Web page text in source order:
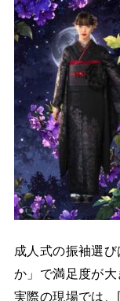
成人式の振袖選
か」で満足度が大
実際の現場では、